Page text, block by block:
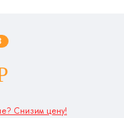
Снизим цену!